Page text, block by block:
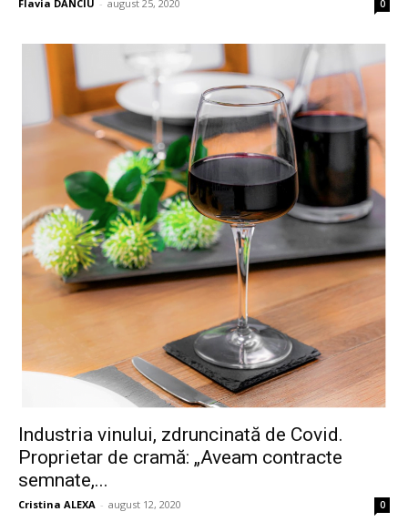
Flavia DANCIU - august 25, 2020 0
Industria vinului, zdruncinată de Covid.
Proprietar de cramă: „Aveam contracte
semnate,...
Cristina ALEXA - august 12, 2020 0